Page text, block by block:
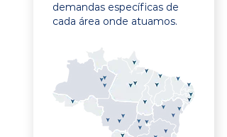
demandas específicas de
cada área onde atuamos.